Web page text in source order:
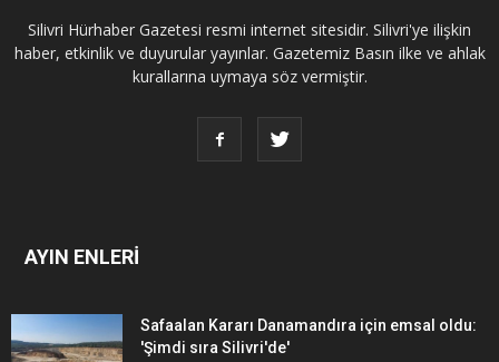
Silivri Hürhaber Gazetesi resmi internet sitesidir. Silivri'ye ilişkin
haber, etkinlik ve duyurular yayınlar. Gazetemiz Basın ilke ve ahlak
kurallarına uymaya söz vermiştir.
AYIN ENLERİ
Safaalan Kararı Danamandıra için emsal oldu:
'Şimdi sıra Silivri'de'